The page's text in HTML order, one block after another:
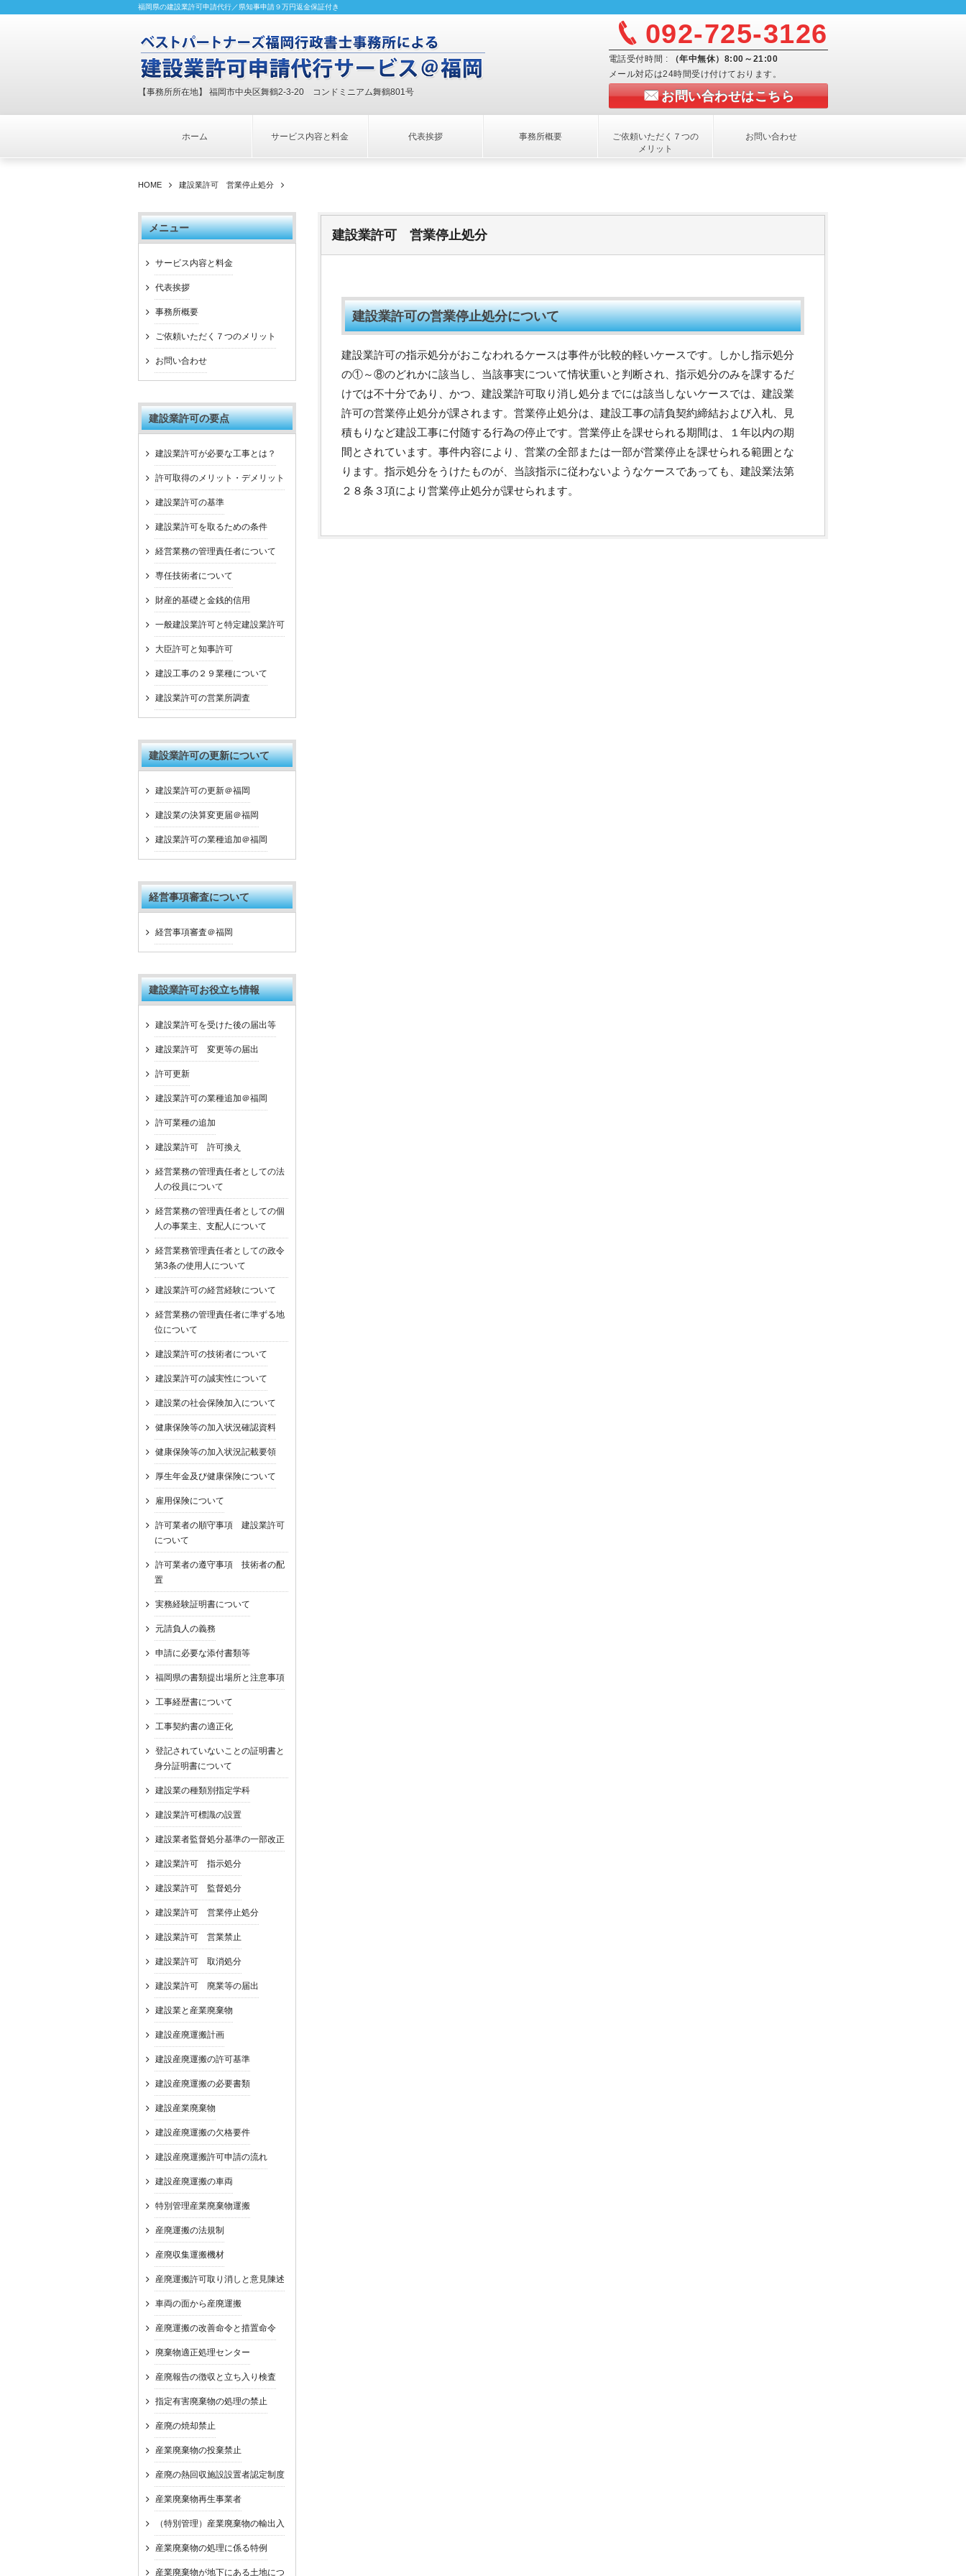
福岡県の建設業許可申請代行／県知事申請９万円返金保証付き
【事務所所在地】 福岡市中央区舞鶴2-3-20 コンドミニアム舞鶴801号
092-725-3126
電話受付時間 :
（年中無休）8:00～21:00
メール対応は24時間受け付けております。
お問い合わせはこちら
ホーム サービス内容と料金 代表挨拶 事務所概要
ご依頼いただく７つの
メリット
お問い合わせ
HOME 建設業許可 営業停止処分
建設業許可 営業停止処分
建設業許可の営業停止処分について
建設業許可の指示処分がおこなわれるケースは事件が比較的軽いケースです。しかし指示処分
の①～⑧のどれかに該当し、当該事実について情状重いと判断され、指示処分のみを課するだ
けでは不十分であり、かつ、建設業許可取り消し処分までには該当しないケースでは、建設業
許可の営業停止処分が課されます。営業停止処分は、建設工事の請負契約締結および入札、見
積もりなど建設工事に付随する行為の停止です。営業停止を課せられる期間は、１年以内の期
間とされています。事件内容により、営業の全部または一部が営業停止を課せられる範囲とな
ります。指示処分をうけたものが、当該指示に従わないようなケースであっても、建設業法第
２８条３項により営業停止処分が課せられます。
メニュー
サービス内容と料金
代表挨拶
事務所概要
ご依頼いただく７つのメリット
お問い合わせ
建設業許可の要点
建設業許可が必要な工事とは？
許可取得のメリット・デメリット
建設業許可の基準
建設業許可を取るための条件
経営業務の管理責任者について
専任技術者について
財産的基礎と金銭的信用
一般建設業許可と特定建設業許可
大臣許可と知事許可
建設工事の２９業種について
建設業許可の営業所調査
建設業許可の更新について
建設業許可の更新＠福岡
建設業の決算変更届＠福岡
建設業許可の業種追加＠福岡
経営事項審査について
経営事項審査＠福岡
建設業許可お役立ち情報
建設業許可を受けた後の届出等
建設業許可 変更等の届出
許可更新
建設業許可の業種追加＠福岡
許可業種の追加
建設業許可 許可換え
経営業務の管理責任者としての法
人の役員について
経営業務の管理責任者としての個
人の事業主、支配人について
経営業務管理責任者としての政令
第3条の使用人について
建設業許可の経営経験について
経営業務の管理責任者に準ずる地
位について
建設業許可の技術者について
建設業許可の誠実性について
建設業の社会保険加入について
健康保険等の加入状況確認資料
健康保険等の加入状況記載要領
厚生年金及び健康保険について
雇用保険について
許可業者の順守事項 建設業許可
について
許可業者の遵守事項 技術者の配
置
実務経験証明書について
元請負人の義務
申請に必要な添付書類等
福岡県の書類提出場所と注意事項
工事経歴書について
工事契約書の適正化
登記されていないことの証明書と
身分証明書について
建設業の種類別指定学科
建設業許可標識の設置
建設業者監督処分基準の一部改正
建設業許可 指示処分
建設業許可 監督処分
建設業許可 営業停止処分
建設業許可 営業禁止
建設業許可 取消処分
建設業許可 廃業等の届出
建設業と産業廃棄物
建設産廃運搬計画
建設産廃運搬の許可基準
建設産廃運搬の必要書類
建設産業廃棄物
建設産廃運搬の欠格要件
建設産廃運搬許可申請の流れ
建設産廃運搬の車両
特別管理産業廃棄物運搬
産廃運搬の法規制
産廃収集運搬機材
産廃運搬許可取り消しと意見陳述
車両の面から産廃運搬
産廃運搬の改善命令と措置命令
廃棄物適正処理センター
産廃報告の徴収と立ち入り検査
指定有害廃棄物の処理の禁止
産廃の焼却禁止
産業廃棄物の投棄禁止
産廃の熱回収施設設置者認定制度
産業廃棄物再生事業者
（特別管理）産業廃棄物の輸出入
産業廃棄物の処理に係る特例
産業廃棄物が地下にある土地につ